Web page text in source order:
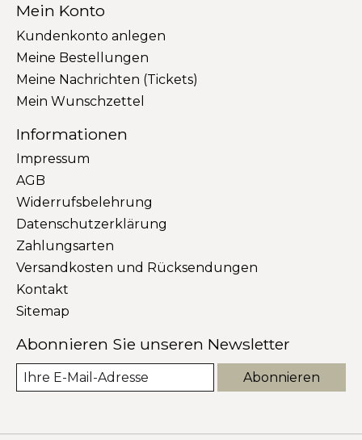
Mein Konto
Kundenkonto anlegen
Meine Bestellungen
Meine Nachrichten (Tickets)
Mein Wunschzettel
Informationen
Impressum
AGB
Widerrufsbelehrung
Datenschutzerklärung
Zahlungsarten
Versandkosten und Rücksendungen
Kontakt
Sitemap
Abonnieren Sie unseren Newsletter
Abonnieren